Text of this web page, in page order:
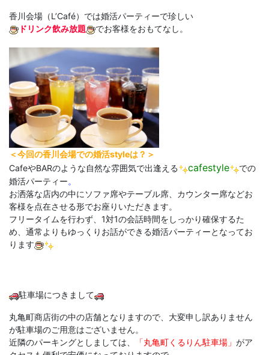
香川会場（L’Café）では婚活パーティーで珍しい
ドリンク飲み放題
でお客様をおもてなし。
＜今回の香川会場での婚活styleは？＞
CafeやBARのような自然な雰囲気で出逢える
cafestyle
での
婚活パーティー。
お洒落な店内の中にソファ席やテーブル席、カウンター席などお
客様を点在させる形でお座りいただきます。
フリータイムを行わず、1対1の会話時間をしっかり確保するた
め、通常よりもゆっくりお話ができる婚活パーティーとなってお
ります
駐車場につきまして
丸亀町商店街の中の店舗となりますので、大変申し訳ありません
が駐車場のご用意はございません。
近隣のパーキングとしましては、
「丸亀町くるりん駐車場」 がア